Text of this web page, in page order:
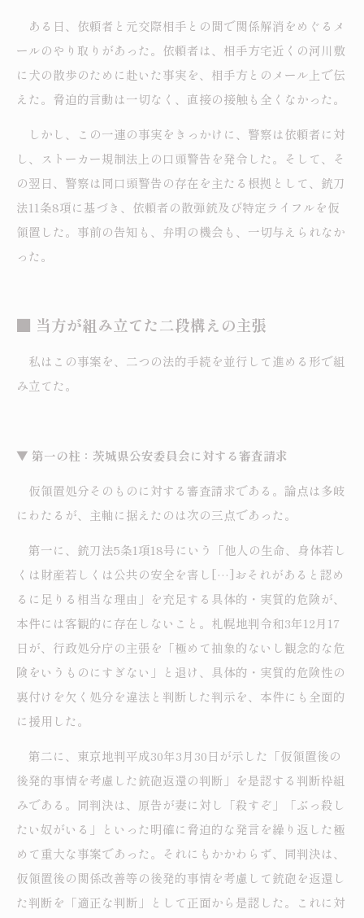
ある日、依頼者と元交際相手との間で関係解消をめぐるメ
ールのやり取りがあった。依頼者は、相手方宅近くの河川敷
に犬の散歩のために赴いた事実を、相手方とのメール上で伝
えた。脅迫的言動は一切なく、直接の接触も全くなかった。
しかし、この一連の事実をきっかけに、警察は依頼者に対
し、ストーカー規制法上の口頭警告を発令した。そして、そ
の翌日、警察は同口頭警告の存在を主たる根拠として、銃刀
法11条8項に基づき、依頼者の散弾銃及び特定ライフルを仮
領置した。事前の告知も、弁明の機会も、一切与えられなか
った。
■ 当方が組み立てた二段構えの主張
私はこの事案を、二つの法的手続を並行して進める形で組
み立てた。
▼ 第一の柱：茨城県公安委員会に対する審査請求
仮領置処分そのものに対する審査請求である。論点は多岐
にわたるが、主軸に据えたのは次の三点であった。
第一に、銃刀法5条1項18号にいう「他人の生命、身体若し
くは財産若しくは公共の安全を害し[…]おそれがあると認め
るに足りる相当な理由」を充足する具体的・実質的危険が、
本件には客観的に存在しないこと。札幌地判令和3年12月17
日が、行政処分庁の主張を「極めて抽象的ないし観念的な危
険をいうものにすぎない」と退け、具体的・実質的危険性の
裏付けを欠く処分を違法と判断した判示を、本件にも全面的
に援用した。
第二に、東京地判平成30年3月30日が示した「仮領置後の
後発的事情を考慮した銃砲返還の判断」を是認する判断枠組
みである。同判決は、原告が妻に対し「殺すぞ」「ぶっ殺し
たい奴がいる」といった明確に脅迫的な発言を繰り返した極
めて重大な事案であった。それにもかかわらず、同判決は、
仮領置後の関係改善等の後発的事情を考慮して銃砲を返還し
た判断を「適正な判断」として正面から是認した。これに対